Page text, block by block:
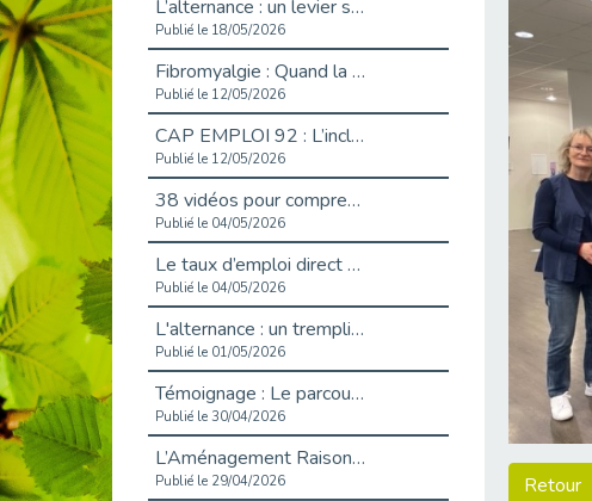
L’alternance : un levier stratégique pour recruter et inclure durablement
Publié le 18/05/2026
Fibromyalgie : Quand la douleur invisible s’invite au bureau
Publié le 12/05/2026
CAP EMPLOI 92 : L’inclusion portée à son sommet, bien au-delà des quotas
Publié le 12/05/2026
38 vidéos pour comprendre et agir durablement
Publié le 04/05/2026
Le taux d’emploi direct dans la fonction publique dépasse 6 % en 2025
Publié le 04/05/2026
L'alternance : un tremplin vers l'emploi aussi pour les personnes en situation de handicap
Publié le 01/05/2026
Témoignage : Le parcours de Marc, 44 ans
Publié le 30/04/2026
L’Aménagement Raisonnable : Un Levier pour l’Équité
Publié le 29/04/2026 Retour